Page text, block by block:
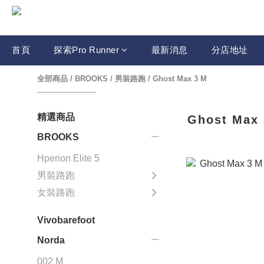
首頁 探索Pro Runner 最新消息 分店地址
全部商品 / BROOKS / 男裝路跑/ Ghost Max 3 M
精選商品
BROOKS
Hperion Elite 5
男裝路跑
女裝路跑
Vivobarefoot
Norda
002 M
Ghost Max